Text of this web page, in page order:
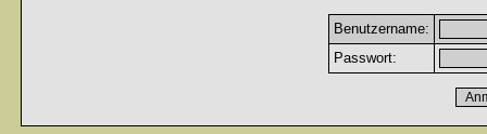
Benutzername:
Passwort: